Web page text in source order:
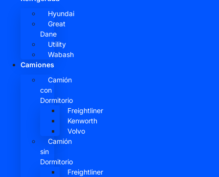
Hyundai
Great
Dane
Utility
Wabash
Camiones
Camión
con
Dormitorio
Freightliner
Kenworth
Volvo
Camión
sin
Dormitorio
Freightliner